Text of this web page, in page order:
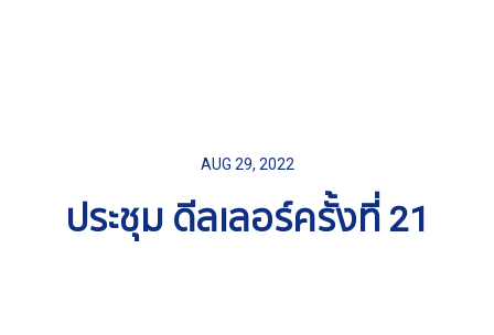
AUG 29, 2022
ประชุม ดีลเลอร์ครั้งที่ 21